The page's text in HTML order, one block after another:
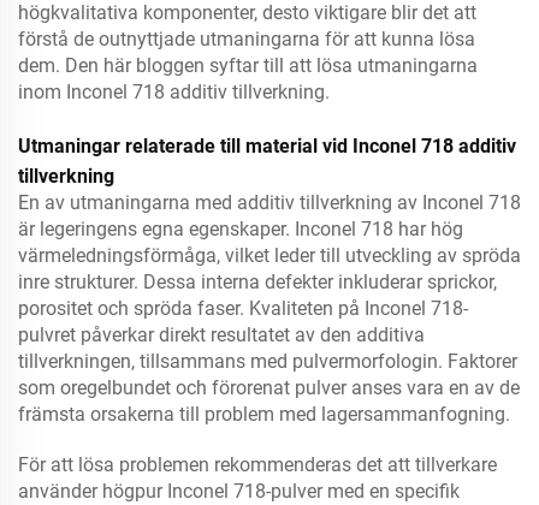
högkvalitativa komponenter, desto viktigare blir det att
förstå de outnyttjade utmaningarna för att kunna lösa
dem. Den här bloggen syftar till att lösa utmaningarna
inom Inconel 718 additiv tillverkning.
Utmaningar relaterade till material vid Inconel 718 additiv
tillverkning
En av utmaningarna med additiv tillverkning av Inconel 718
är legeringens egna egenskaper. Inconel 718 har hög
värmeledningsförmåga, vilket leder till utveckling av spröda
inre strukturer. Dessa interna defekter inkluderar sprickor,
porositet och spröda faser. Kvaliteten på Inconel 718-
pulvret påverkar direkt resultatet av den additiva
tillverkningen, tillsammans med pulvermorfologin. Faktorer
som oregelbundet och förorenat pulver anses vara en av de
främsta orsakerna till problem med lagersammanfogning.
För att lösa problemen rekommenderas det att tillverkare
använder högpur Inconel 718-pulver med en specifik